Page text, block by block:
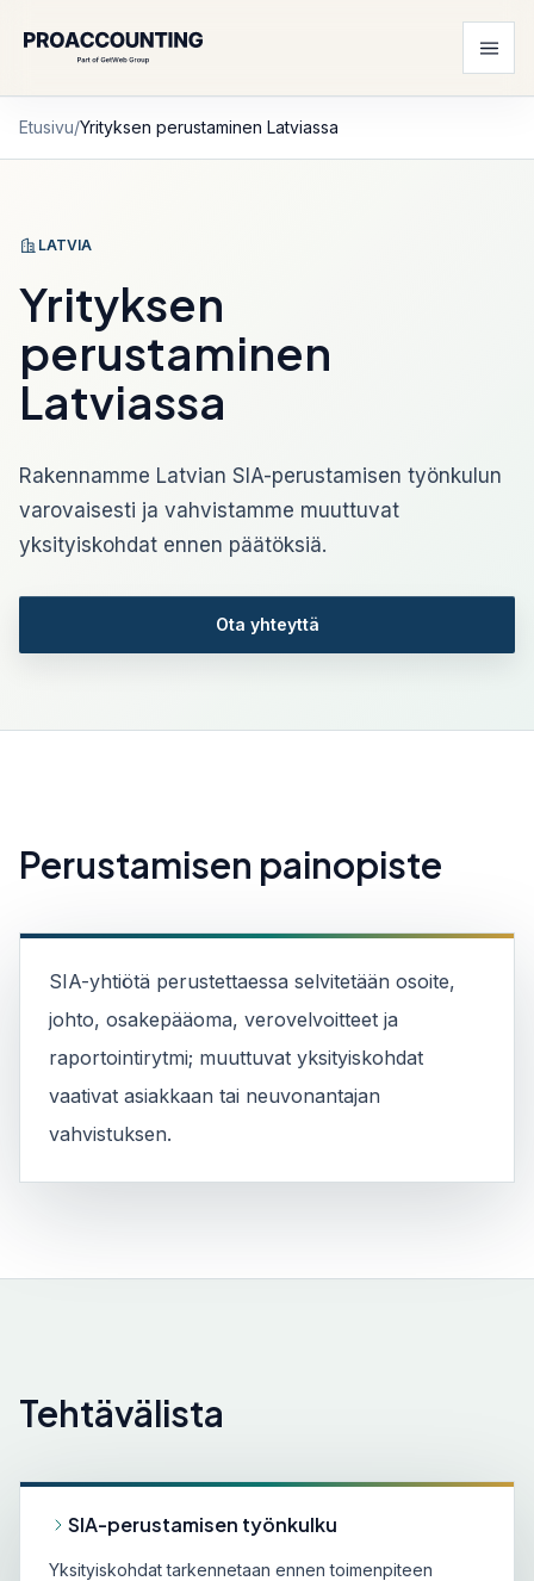
Etusivu/Yrityksen perustaminen Latviassa
LATVIA
Yrityksen
perustaminen
Latviassa
Rakennamme Latvian SIA-perustamisen työnkulun
varovaisesti ja vahvistamme muuttuvat
yksityiskohdat ennen päätöksiä.
Ota yhteyttä
Perustamisen painopiste
SIA-yhtiötä perustettaessa selvitetään osoite,
johto, osakepääoma, verovelvoitteet ja
raportointirytmi; muuttuvat yksityiskohdat
vaativat asiakkaan tai neuvonantajan
vahvistuksen.
Tehtävälista
SIA-perustamisen työnkulku
Yksityiskohdat tarkennetaan ennen toimenpiteen